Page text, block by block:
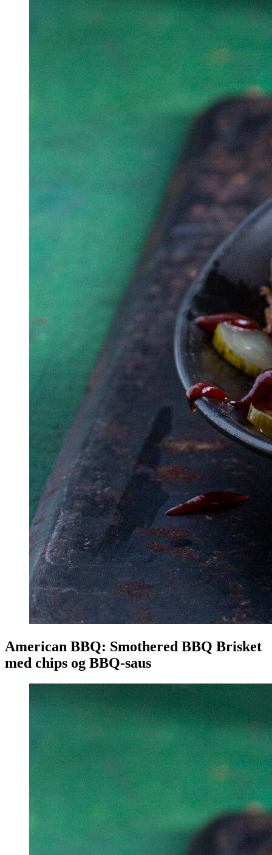
American BBQ: Smothered BBQ Brisket
med chips og BBQ-saus